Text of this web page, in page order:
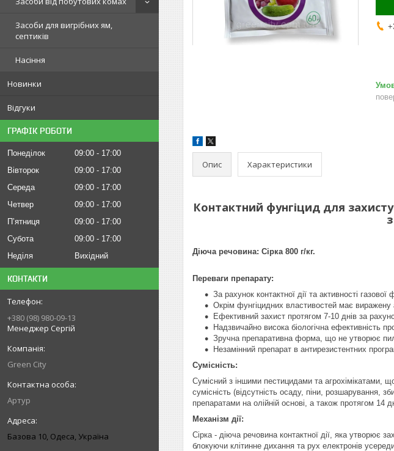
Засоби для вигрібних ям,
септиків
Насіння
Новинки
Відгуки
ГРАФІК РОБОТИ
Понеділок 09:00
17:00
Вівторок
09:00
17:00
Середа
09:00
17:00
Четвер
09:00
17:00
Пʼятниця
09:00
17:00
Субота
09:00
17:00
Неділя
Вихідний
КОНТАКТИ
+380 (98) 980-09-13
Менеджер Сергій
Green City
Артур
Базова 10, Одеса, Україна
Опис Характеристики
Контактний фунгіцид для
Діюча речовина: Сірка 800 г/кг.
Переваги препарату:
За рахунок контактної дії та активності
Окрім фунгіцидних властивостей має виражену
Ефективний захист протягом 7-10 днів за
Надзвичайно висока біологічна ефективність
Зручна препаративна форма, що не утворює
Незамінний препарат в антирезистентних
Сумісність:
Сумісний з іншими пестицидами та агрохімікатами,
сумісність (відсутність осаду, піни, розшарування,
препаратами на олійній основі, а також протягом
Механізм дії:
Сірка - діюча речовина контактної дії, яка утворює
блокуючи клітинне дихання та рух електронів